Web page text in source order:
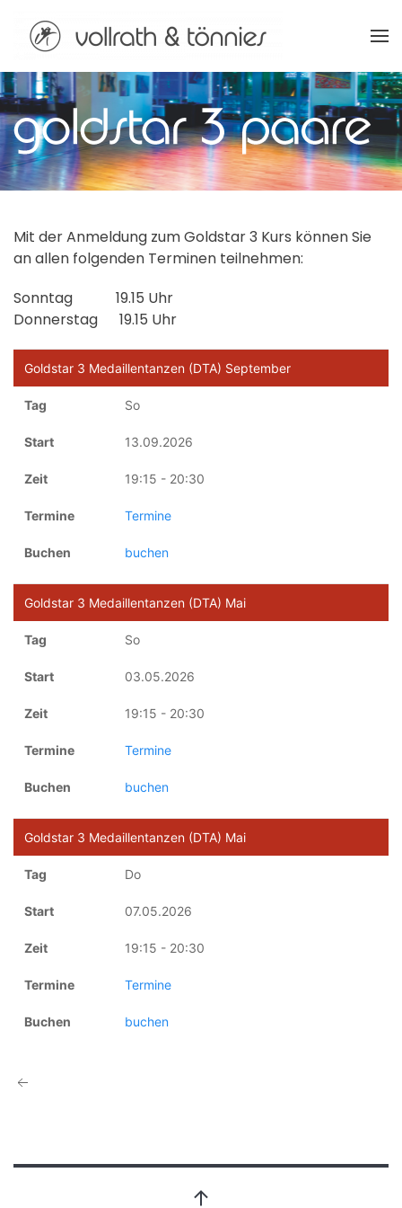
Mit der Anmeldung zum Goldstar 3 Kurs können Sie
an allen folgenden Terminen teilnehmen:
Sonntag 19.15 Uhr
Donnerstag 19.15 Uhr